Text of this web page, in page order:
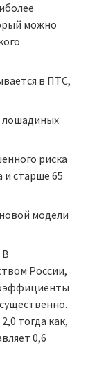
можно
в ПТС,
лошадиных
риска
и старше 65
модели
В
России,
тогда как,
0,6